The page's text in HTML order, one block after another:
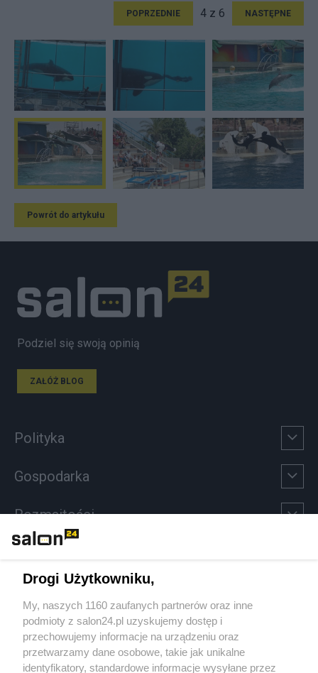
POPRZEDNIE 4 z 6 NASTĘPNE
Powrót do artykułu
Podziel się swoją opinią
ZAŁÓŻ BLOG
Polityka
Gospodarka
Rozmaitości
Sport
Społeczeństwo
Kultura
Drogi Użytkowniku,
My, naszych 1160 zaufanych partnerów oraz inne
podmioty z salon24.pl uzyskujemy dostęp i
przechowujemy informacje na urządzeniu oraz
przetwarzamy dane osobowe, takie jak unikalne
identyfikatory, standardowe informacje wysyłane przez